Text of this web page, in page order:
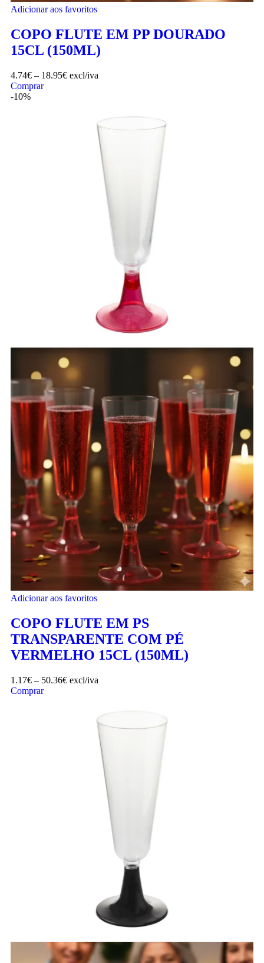
Adicionar aos favoritos
COPO FLUTE EM PP DOURADO
15CL (150ML)
4.74€ – 18.95€ excl/iva
Comprar
-10%
Adicionar aos favoritos
COPO FLUTE EM PS
TRANSPARENTE COM PÉ
VERMELHO 15CL (150ML)
1.17€ – 50.36€ excl/iva
Comprar